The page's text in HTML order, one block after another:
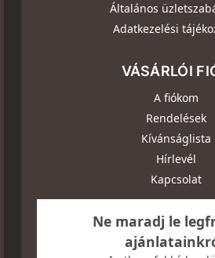
Általános
Adatkezelési
VÁSÁRLÓI
A fiókom
Rendelések
Kívánságlista
Hírlevél
Kapcsolat
Ne maradj le